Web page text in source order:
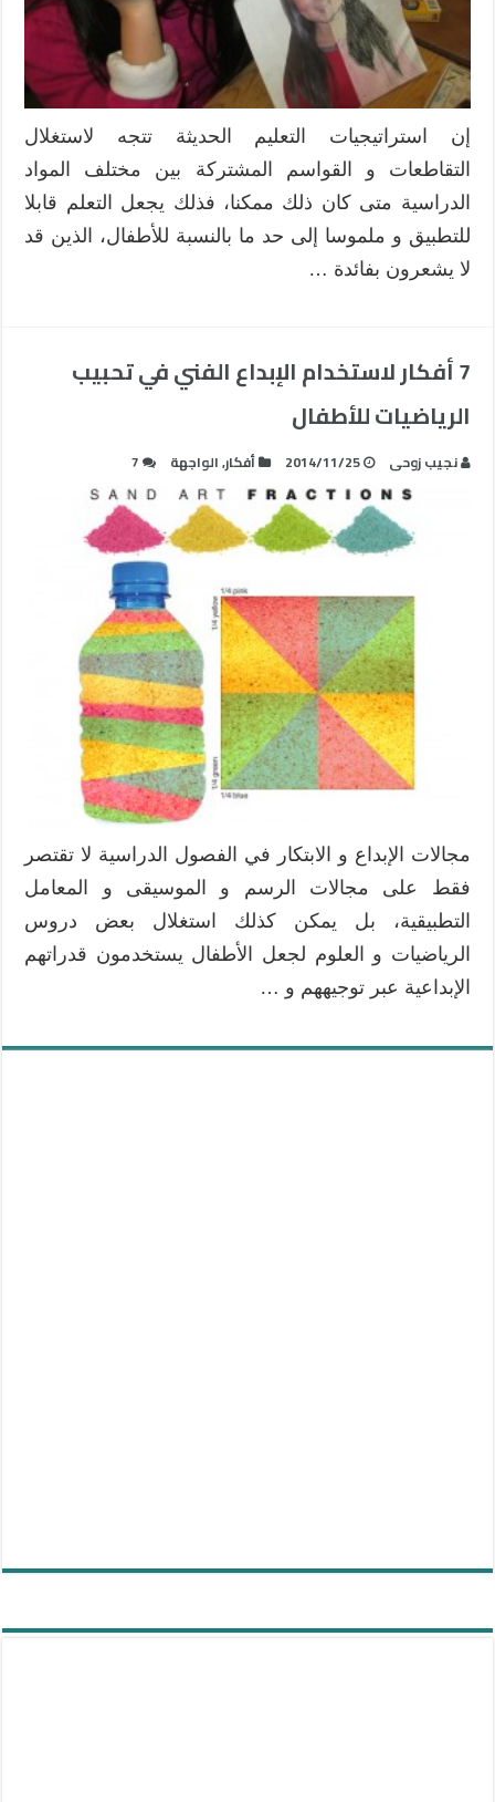
إن استراتيجيات التعليم الحديثة تتجه لاستغلال
التقاطعات و القواسم المشتركة بين مختلف المواد
الدراسية متى كان ذلك ممكنا، فذلك يجعل التعلم قابلا
للتطبيق و ملموسا إلى حد ما بالنسبة للأطفال، الذين قد
لا يشعرون بفائدة …
7 أفكار لاستخدام الإبداع الفني في تحبيب
الرياضيات للأطفال
نجيب زوحى 2014/11/25 أفكار,الواجهة 7
مجالات الإبداع و الابتكار في الفصول الدراسية لا تقتصر
فقط على مجالات الرسم و الموسيقى و المعامل
التطبيقية، بل يمكن كذلك استغلال بعض دروس
الرياضيات و العلوم لجعل الأطفال يستخدمون قدراتهم
الإبداعية عبر توجيههم و …